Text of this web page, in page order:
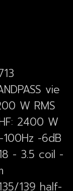
vie
W RMS
2400 W
-6dB
- 3.5 coil -
139 half-